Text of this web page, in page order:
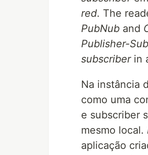
red. The
PubNub and
Publisher-
subscriberin
Na instância
como uma
e subscriber
mesmo local.
aplicação